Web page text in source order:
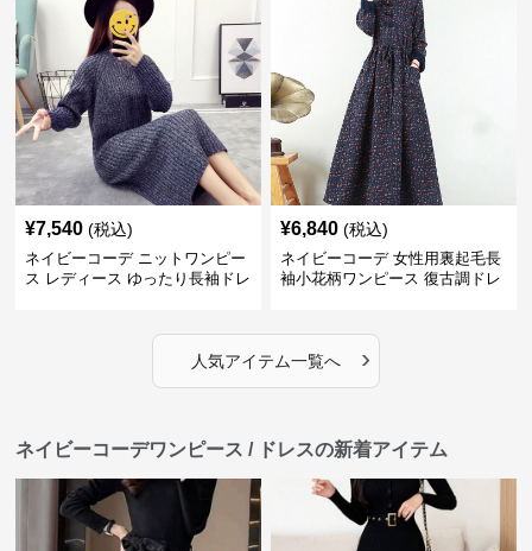
¥7,540 (税込)
ネイビーコーデ ニットワンピー
ス レディース ゆったり長袖ドレ
¥6,840 (税込)
ネイビーコーデ 女性用裏起毛長
袖小花柄ワンピース 復古調ドレ
人気アイテム一覧へ ›
ネイビーコーデワンピース / ドレスの新着アイテム